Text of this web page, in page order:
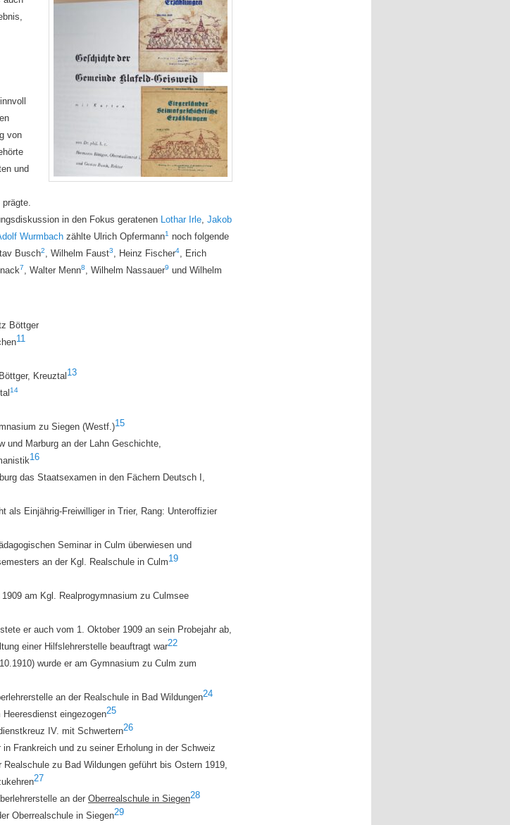
von
und
prägte.
in den Fokus geratenen Lothar Irle,Jakob
Wurmbach zählte Ulrich Opfermann1
noch folgende
Busch2, Wilhelm Faust3, Heinz Fischer4, Erich
7, Walter Menn8, Wilhelm Nassauer9 und Wilhelm
Böttger
11
Kreuztal13
14
zu Siegen (Westf.)15
und Marburg an der Lahn Geschichte,
16
das Staatsexamen in den Fächern Deutsch I,
als Einjährig-Freiwilliger in Trier, Rang: Unteroffizier
Seminar in Culm überwiesen und
an der Kgl. Realschule in Culm19
am Kgl. Realprogymnasium zu Culmsee
er auch vom 1. Oktober 1909 an sein Probejahr ab,
einer Hilfslehrerstelle beauftragt war22
wurde er am Gymnasium zu Culm zum
an der Realschule in Bad Wildungen24
eingezogen25
IV. mit Schwertern26
Frankreich und zu seiner Erholung in der Schweiz
Realschule zu Bad Wildungen geführt bis Ostern 1919,
27
an der Oberrealschule in Siegen28
Oberrealschule in Siegen29